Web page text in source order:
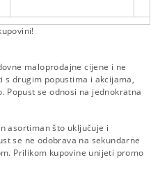
maloprodajne cijene i ne
s drugim popustima i akcijama,
Popust se odnosi na jednokratna
asortiman što uključuje i
se ne odobrava na sekundarne
Prilikom kupovine unijeti promo